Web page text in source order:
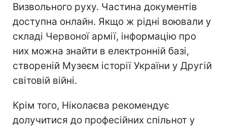
Визвольного руху. Частина документів
доступна онлайн. Якщо ж рідні воювали у
складі Червоної армії, інформацію про
них можна знайти в електронній базі,
створеній Музеєм історії України у Другій
світовій війні.
Крім того, Ніколаєва рекомендує
долучитися до професійних спільнот у